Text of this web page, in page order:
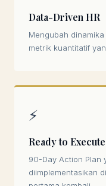
Data-Driven HR
Mengubah
metrik kuantitatif
⚡
Ready to Execute
90-Day Action Plan
diimplementasikan